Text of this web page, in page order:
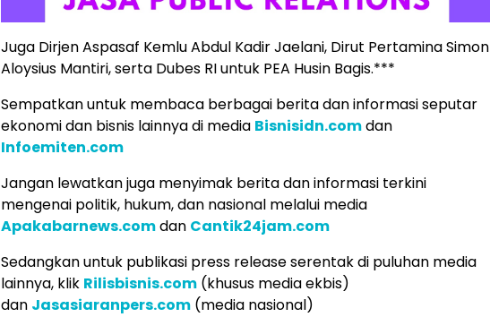
Juga Dirjen Aspasaf Kemlu Abdul Kadir Jaelani, Dirut Pertamina Simon
Aloysius Mantiri, serta Dubes RI untuk PEA Husin Bagis.***
Sempatkan untuk membaca berbagai berita dan informasi seputar
ekonomi dan bisnis lainnya di media Bisnisidn.comdan
Infoemiten.com
Jangan lewatkan juga menyimak berita dan informasi terkini
mengenai politik, hukum, dan nasional melalui media
Apakabarnews.comdan Cantik24jam.com
Sedangkan untuk publikasi press release serentak di puluhan media
lainnya, klik Rilisbisnis.com (khusus media ekbis)
dan Jasasiaranpers.com (media nasional)